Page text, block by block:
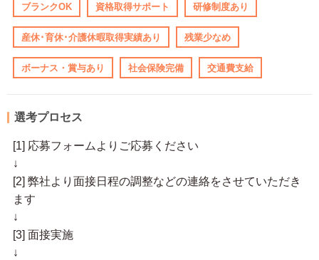
ブランクOK 資格取得サポート 研修制度あり
産休･育休･介護休暇取得実績あり 残業少なめ
ボーナス・賞与あり 社会保険完備 交通費支給
選考プロセス
[1] 応募フォームよりご応募ください
↓
[2] 弊社より面接日程の調整などの連絡をさせていただき
ます
↓
[3] 面接実施
↓